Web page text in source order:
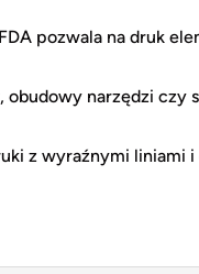
pozwala na druk
narzędzi czy
z wyraźnymi liniami i